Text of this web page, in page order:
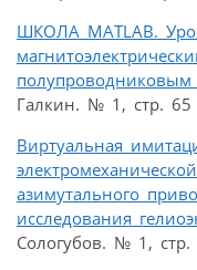
ШКОЛА MATLAB.
Галкин. № 1, стр. 65
Виртуальная
азимутального
исследования
Сологубов. № 1, стр.